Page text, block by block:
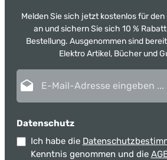
Melden Sie sich jetzt kostenlos für
an und sichern Sie sich 10 %
Bestellung. Ausgenommen sind
Elektro Artikel, Bücher und
Datenschutz
Ich habe die
Kenntnis genommen und die